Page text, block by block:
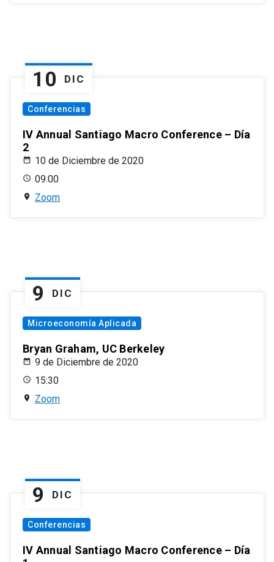
10 DIC
Conferencias
IV Annual Santiago Macro Conference – Día
2
10 de Diciembre de 2020
09:00
Zoom
9 DIC
Microeconomía Aplicada
Bryan Graham, UC Berkeley
9 de Diciembre de 2020
15:30
Zoom
9 DIC
Conferencias
IV Annual Santiago Macro Conference – Día